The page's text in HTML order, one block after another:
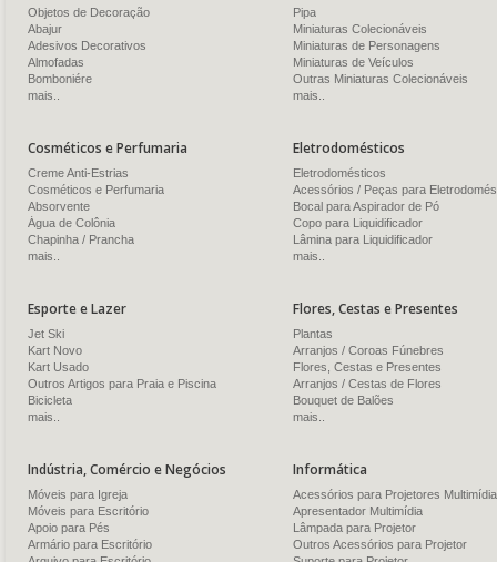
Objetos de Decoração
Abajur
Adesivos Decorativos
Almofadas
Bomboniére
mais..
Pipa
Miniaturas Colecionáveis
Miniaturas de Personagens
Miniaturas de Veículos
Outras Miniaturas Colecionáveis
mais..
Cosméticos e Perfumaria
Creme Anti-Estrias
Cosméticos e Perfumaria
Absorvente
Água de Colônia
Chapinha / Prancha
mais..
Eletrodomésticos
Eletrodomésticos
Acessórios / Peças para
Bocal para Aspirador de Pó
Copo para Liquidificador
Lâmina para Liquidificador
mais..
Esporte e Lazer
Jet Ski
Kart Novo
Kart Usado
Outros Artigos para Praia e Piscina
Bicicleta
mais..
Flores, Cestas e Presentes
Plantas
Arranjos / Coroas Fúnebres
Flores, Cestas e Presentes
Arranjos / Cestas de Flores
Bouquet de Balões
mais..
Indústria, Comércio e Negócios
Móveis para Igreja
Móveis para Escritório
Apoio para Pés
Armário para Escritório
Informática
Acessórios para Projetores Multimídia
Apresentador Multimídia
Lâmpada para Projetor
Outros Acessórios para Projetor